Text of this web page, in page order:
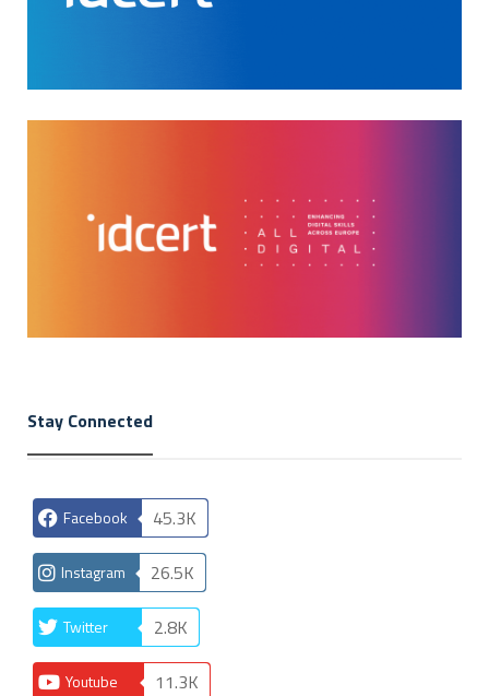
Stay Connected
Facebook 45.3K
Instagram 26.5K
Twitter 2.8K
Youtube 11.3K